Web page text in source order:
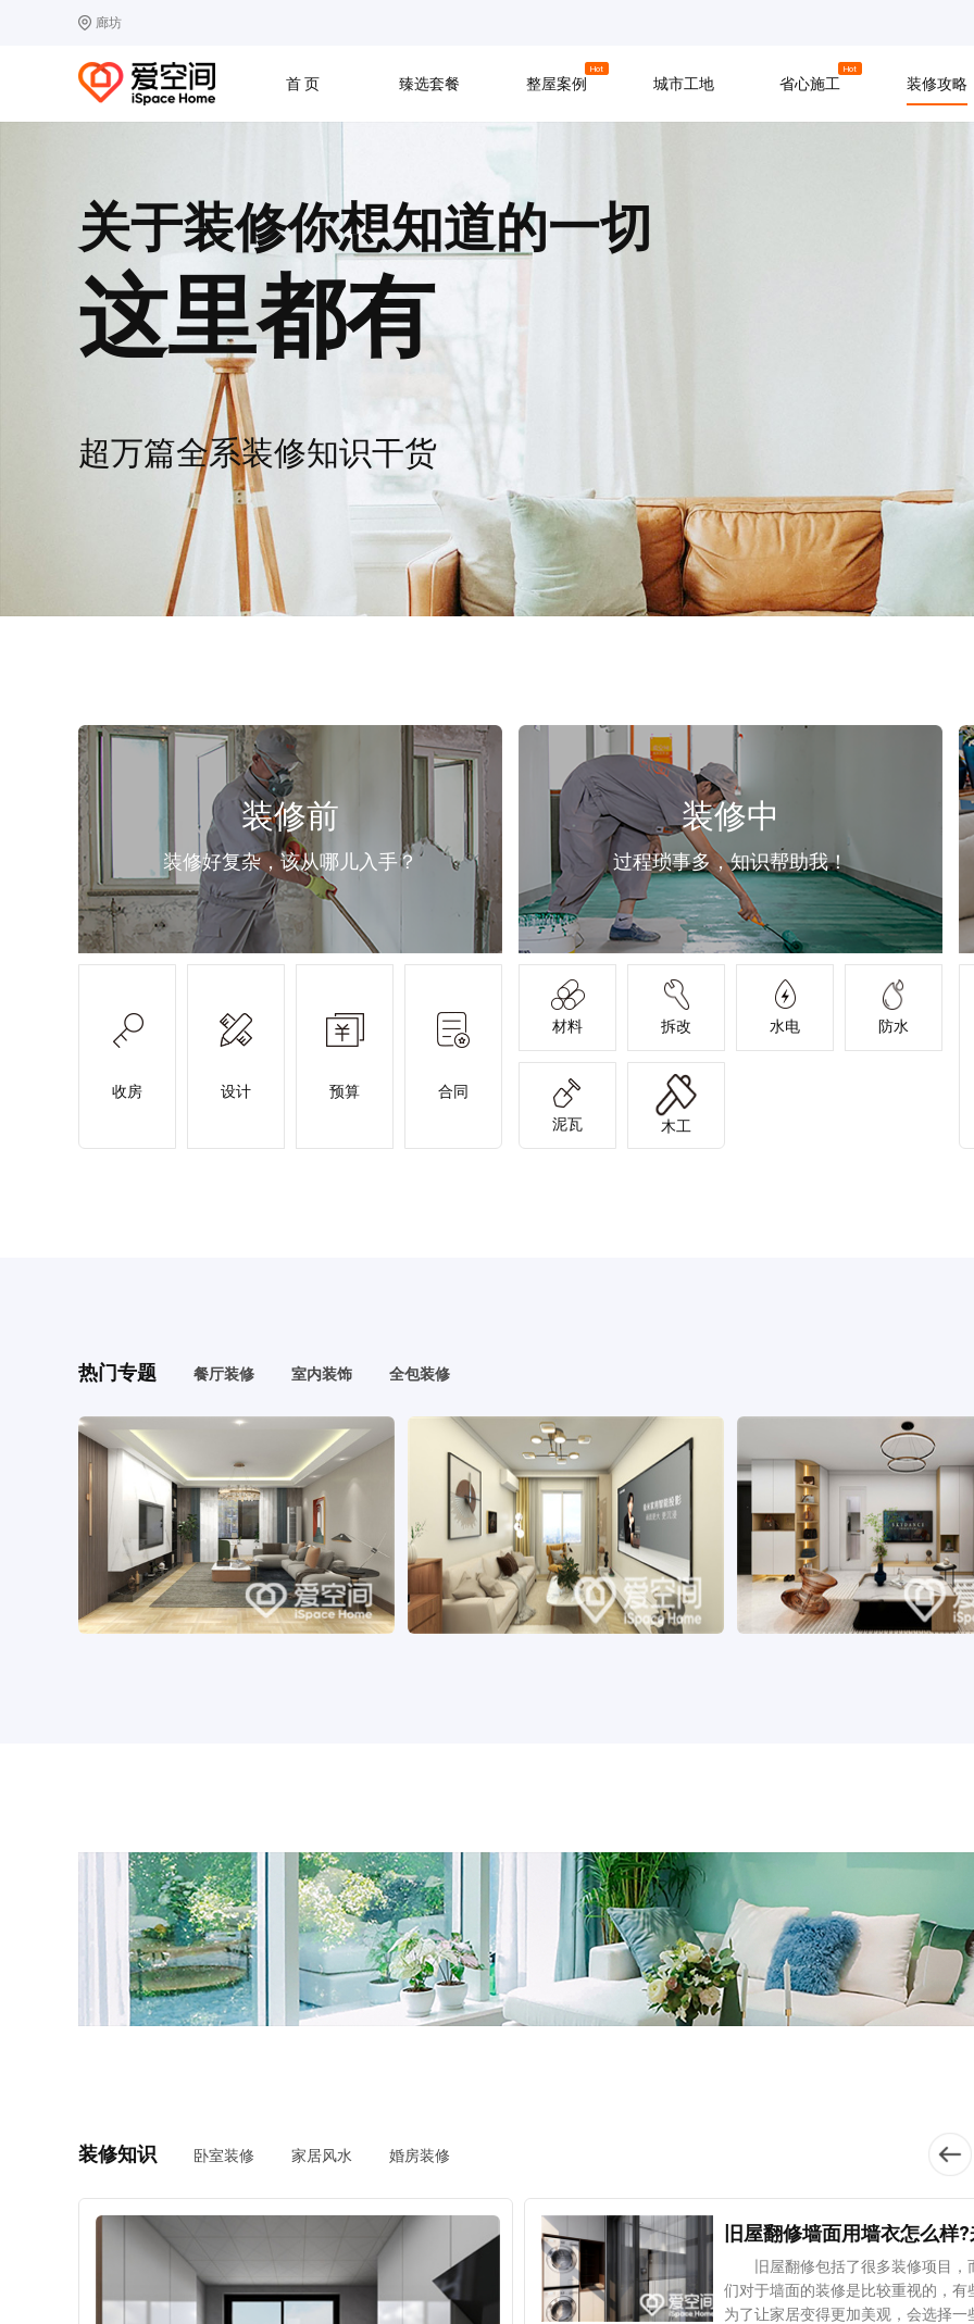
廊坊
L 廊坊 S 上海
T 天津 太原 W 武汉
Z 郑州
首 页 臻选套餐 整屋案例
Hot
城市工地 省心施工
Hot
装修攻略
关于装修你想知道的一切
这里都有
超万篇全系装修知识干货
装修前
装修好复杂，该从哪儿入手？
收房 设计 预算 合同
装修中
过程琐事多，知识帮助我！
材料 拆改 水电 防水
泥瓦 木工
热门专题 餐厅装修 室内装饰 全包装修
装修知识 卧室装修 家居风水 婚房装修
旧屋翻修包括了很多装修项目，
们对于墙面的装修是比较重视的，有
为了让家居变得更加美观，会选择一